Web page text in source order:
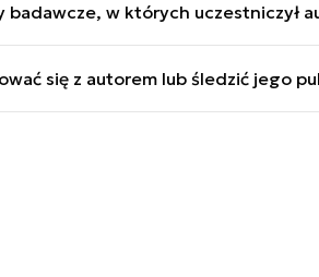
„WiT Historia”.
w których uczestniczył
faza”, „Nie patrz martwym w
się z autorem lub śledzić jego